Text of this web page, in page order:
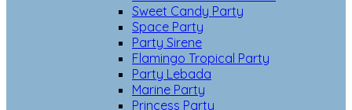
Sweet Candy Party
Space Party
Party Sirene
Flamingo Tropical Party
Party Lebada
Marine Party
Princess Party